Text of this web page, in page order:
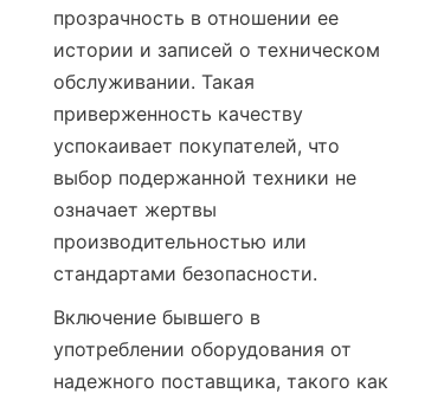
прозрачность в отношении ее
истории и записей о техническом
обслуживании. Такая
приверженность качеству
успокаивает покупателей, что
выбор подержанной техники не
означает жертвы
производительностью или
стандартами безопасности.
Включение бывшего в
употреблении оборудования от
надежного поставщика, такого как